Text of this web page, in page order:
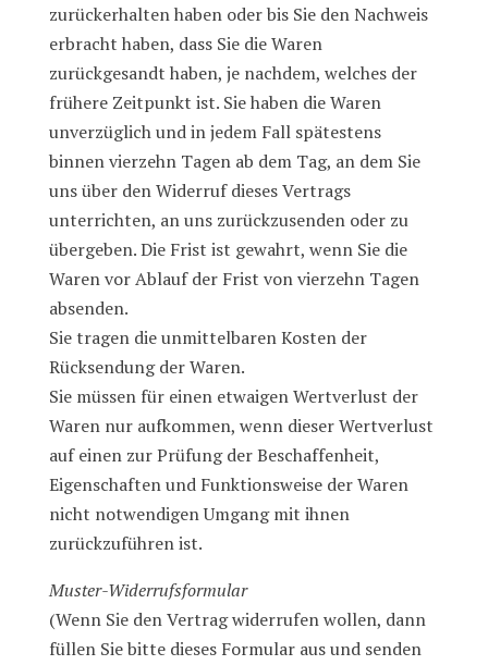
zurückerhalten haben oder bis Sie den Nachweis
erbracht haben, dass Sie die Waren
zurückgesandt haben, je nachdem, welches der
frühere Zeitpunkt ist. Sie haben die Waren
unverzüglich und in jedem Fall spätestens
binnen vierzehn Tagen ab dem Tag, an dem Sie
uns über den Widerruf dieses Vertrags
unterrichten, an uns zurückzusenden oder zu
übergeben. Die Frist ist gewahrt, wenn Sie die
Waren vor Ablauf der Frist von vierzehn Tagen
absenden.
Sie tragen die unmittelbaren Kosten der
Rücksendung der Waren.
Sie müssen für einen etwaigen Wertverlust der
Waren nur aufkommen, wenn dieser Wertverlust
auf einen zur Prüfung der Beschaffenheit,
Eigenschaften und Funktionsweise der Waren
nicht notwendigen Umgang mit ihnen
zurückzuführen ist.
Muster-Widerrufsformular
(Wenn Sie den Vertrag widerrufen wollen, dann
füllen Sie bitte dieses Formular aus und senden